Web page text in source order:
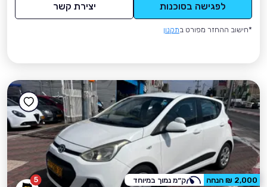
לפגישה בסוכנות יצירת קשר
*חישוב ההחזר מפורט בתקנון
5 2,000 ₪ הנחה ק״מ נמוך במיוחד